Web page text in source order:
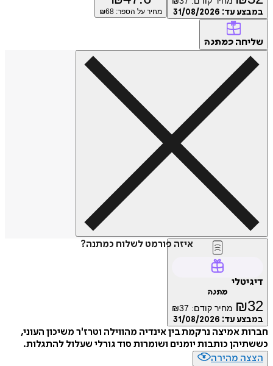
במבצע עד: 31/08/2026 מחיר על הספר: ₪ 68
שליחה כמתנה
איזה פורמט לשלוח כמתנה?
דיגיטלי
מתנה
₪32 מחיר קודם: ₪37
במבצע עד: 31/08/2026
חברות אמיצה נרקמת בין אינדיה מהווילה וטרז'ר משיכון העוני,
כששתיהן כותבות יומנים ושומרות סוד גורלי שעלול להתגלות.
הצצה מהירה